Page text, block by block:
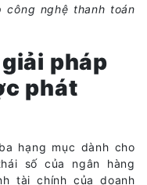
công nghệ thanh toán
pháp
phát
hạng mục dành cho
số của ngân hàng
tài chính của doanh